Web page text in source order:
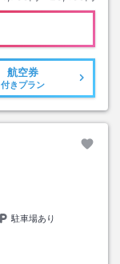
航空券
付きプラン
駐車場あり